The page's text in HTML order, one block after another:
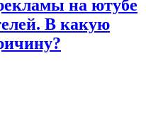
на ютубе
В какую